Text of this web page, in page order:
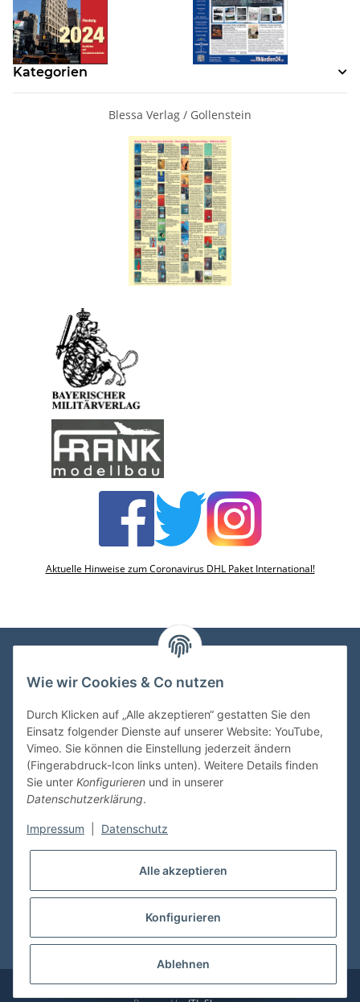
Kategorien
Blessa Verlag / Gollenstein
Aktuelle Hinweise zum Coronavirus DHL Paket International!
VDMedien24.de
Kasernenstraße 6-10
66482 Zweibrücken
Tel. 06332 72710
eMail: heinz.nickel@vdmedien.de
Shop Service
* Alle Preise inkl. gesetzlicher USt., zzgl.Versand
© vdmedien24.de Besucherzähler: 10684782
Wie wir Cookies & Co nutzen
Durch Klicken auf „Alle akzeptieren“ gestatten Sie den
Einsatz folgender Dienste auf unserer Website: YouTube,
Vimeo. Sie können die Einstellung jederzeit ändern
(Fingerabdruck-Icon links unten). Weitere Details finden
Sie unter Konfigurieren und in unserer
Datenschutzerklärung.
Impressum Datenschutz
Alle akzeptieren
Konfigurieren
Ablehnen